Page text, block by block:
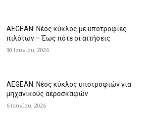
AEGEAN: Νέος κύκλος με υποτροφίες
πιλότων – Έως πότε οι αιτήσεις
30 Ιουνίου, 2026
AEGEAN: Νέος κύκλος υποτροφιών για
μηχανικούς αεροσκαφών
6 Ιουνίου, 2026